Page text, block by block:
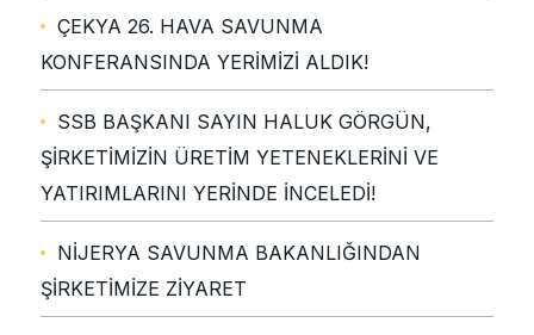
ÇEKYA 26. HAVA SAVUNMA
KONFERANSINDA YERİMİZİ ALDIK!
SSB BAŞKANI SAYIN HALUK GÖRGÜN,
ŞİRKETİMİZİN ÜRETİM YETENEKLERİNİ VE
YATIRIMLARINI YERİNDE İNCELEDİ!
NİJERYA SAVUNMA BAKANLIĞINDAN
ŞİRKETİMİZE ZİYARET